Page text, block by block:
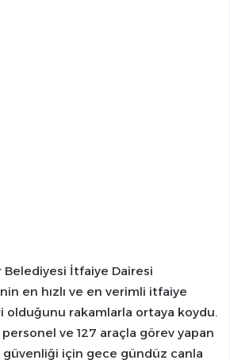
Belediyesi İtfaiye Dairesi
en hızlı ve en verimli itfaiye
olduğunu rakamlarla ortaya koydu.
ve 127 araçla görev yapan
güvenliği için gece gündüz canla